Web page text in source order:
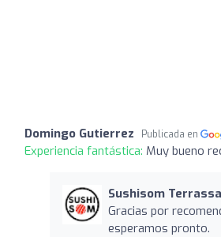
Domingo Gutierrez Publicada en
Experiencia fantástica: Muy bueno
Sushisom
Gracias por
esperamos pronto.